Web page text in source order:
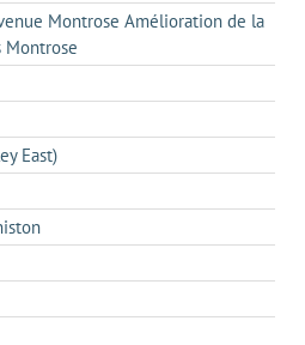
Montrose Amélioration de la
Montrose
East)